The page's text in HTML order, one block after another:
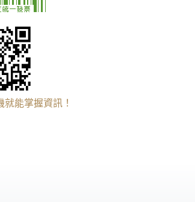
就能掌握資訊！